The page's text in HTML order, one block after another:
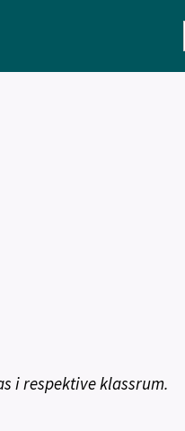
i respektive klassrum.